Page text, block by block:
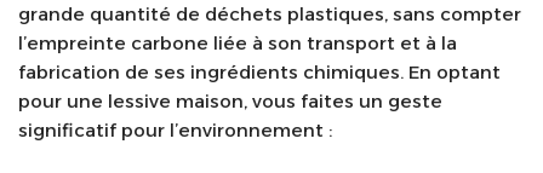
grande quantité de déchets plastiques, sans compter
l’empreinte carbone liée à son transport et à la
fabrication de ses ingrédients chimiques. En optant
pour une lessive maison, vous faites un geste
significatif pour l’environnement :